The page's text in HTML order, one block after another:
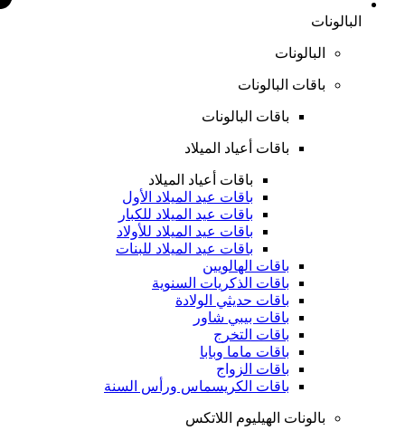
البالونات
البالونات
باقات البالونات
باقات البالونات
باقات أعياد الميلاد
باقات أعياد الميلاد
باقات عيد الميلاد الأول
باقات عيد الميلاد للكبار
باقات عيد الميلاد للأولاد
باقات عيد الميلاد للبنات
باقات الهالويين
باقات الذكريات السنوية
باقات حديثي الولادة
باقات بيبي شاور
باقات التخرج
باقات ماما وبابا
باقات الزواج
باقات الكريسماس ورأس السنة
بالونات الهيليوم اللاتكس